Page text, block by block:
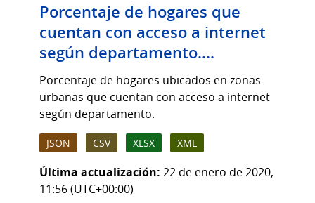
Porcentaje de hogares que
cuentan con acceso a internet
según departamento....
Porcentaje de hogares ubicados en zonas
urbanas que cuentan con acceso a internet
según departamento.
JSON CSV XLSX XML
Última actualización: 22 de enero de 2020,
11:56 (UTC+00:00)